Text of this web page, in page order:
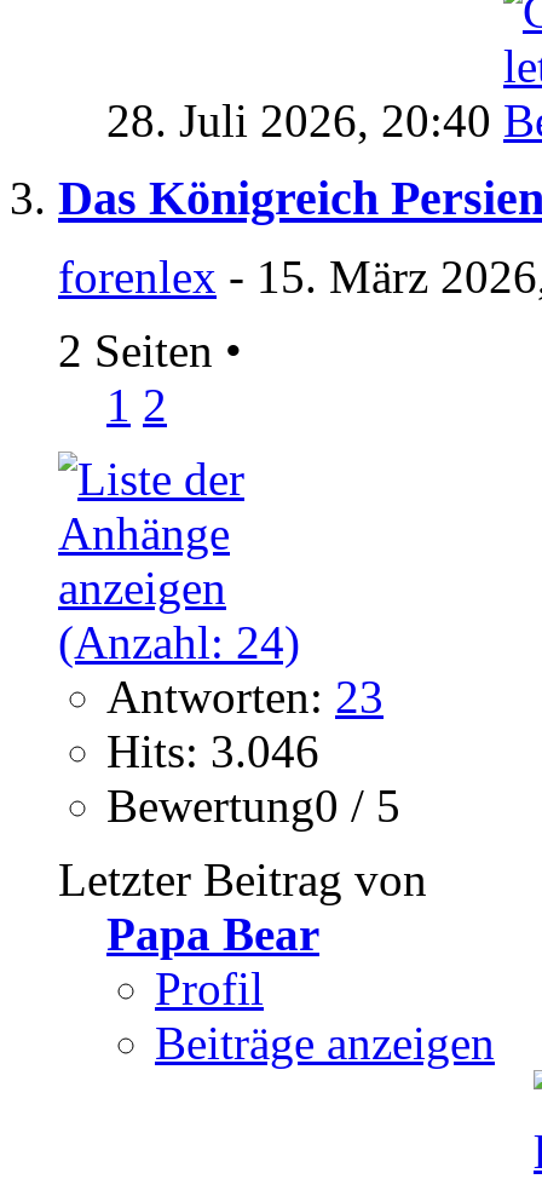
28. Juli 2026, 20:40
Das Königreich
forenlex - 15. März
2 Seiten •
1 2
Antworten: 23
Hits: 3.046
Bewertung0 / 5
Letzter Beitrag von
Papa Bear
Profil
Beiträge anzeigen